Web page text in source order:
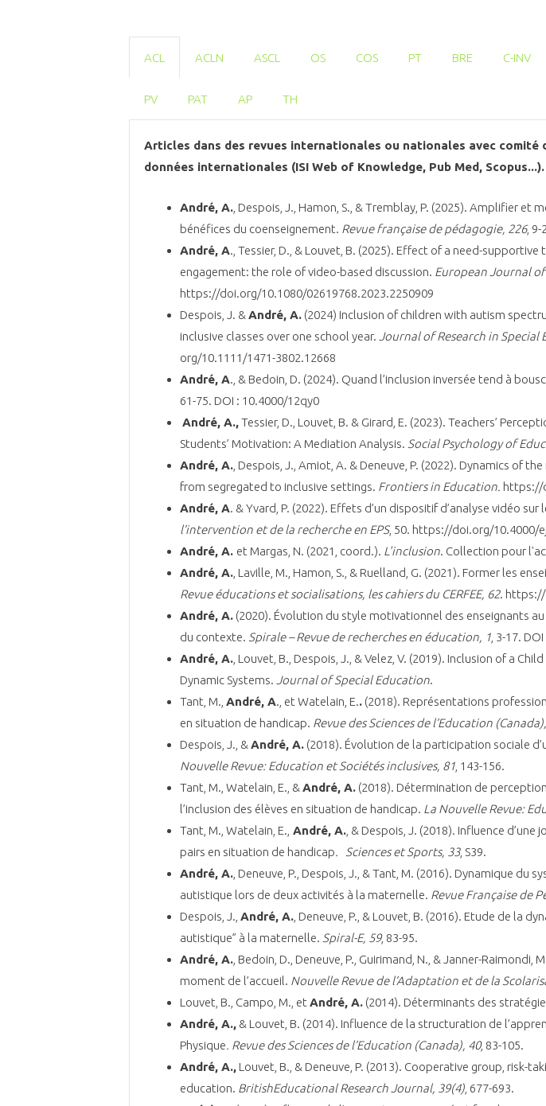
ACL ACLN ASCL OS COS PT BRE C-INV
PV PAT AP TH
Articles dans des revues internationales ou nationales avec comité
données internationales (ISI Web of Knowledge, Pub Med, Scopus...).
André, A. , Despois, J., Hamon, S., & Tremblay, P. (2025). Amplifier
bénéfices du coenseignement. Revue française de pédagogie, 226, 9-
André, A., Tessier, D., & Louvet, B. (2025). Effect of a need-
engagement: the role of video-based discussion. European Journal
https://doi.org/10.1080/02619768.2023.2250909
Despois, J. & André, A. (2024) Inclusion of children with autism
inclusive classes over one school year. Journal of Research in Special
org/10.1111/1471-3802.12668
André, A., & Bedoin, D. (2024). Quand l’inclusion inversée tend à
61-75. DOI : 10.4000/12qy0
André, A.,Tessier, D., Louvet, B. & Girard, E. (2023). Teachers’
Students’ Motivation: A Mediation Analysis. Social Psychology of
André, A. , Despois, J., Amiot, A. & Deneuve, P. (2022). Dynamics
from segregated to inclusive settings. Frontiers in Education. https://
André, A. & Yvard, P. (2022). Effets d’un dispositif d’analyse vidéo
l’intervention et de la recherche en EPS, 50. https://doi.org/10.4000/
André, A. et Margas, N. (2021, coord.). L'inclusion. Collection pour
André, A. , Laville, M., Hamon, S., & Ruelland, G. (2021). Former les
Revue éducations et socialisations, les cahiers du CERFEE, 62. https://
André, A. (2020). Évolution du style motivationnel des enseignants
du contexte. Spirale – Revue de recherches en éducation, 1 , 3-17.
André, A. , Louvet, B., Despois, J., & Velez, V. (2019). Inclusion of a
Dynamic Systems. Journal of Special Education.
Tant, M., André, A., et Watelain, E.. (2018). Représentations
en situation de handicap. Revue des Sciences de l’Education
Despois, J., & André, A. (2018). Évolution de la participation sociale
Nouvelle Revue: Education et Sociétés inclusives, 81 , 143-156.
Tant, M., Watelain, E., & André, A. (2018). Détermination de
l’inclusion des élèves en situation de handicap. La Nouvelle Revue:
Tant, M., Watelain, E., André, A. , & Despois, J. (2018). Influence
pairs en situation de handicap. Sciences et Sports, 33, S39.
André, A. , Deneuve, P., Despois, J., & Tant, M. (2016). Dynamique
autistique lors de deux activités à la maternelle. Revue Française de
Despois, J., André, A. , Deneuve, P., & Louvet, B. (2016). Etude de la
autistique” à la maternelle. Spiral-E, 59, 83-95.
André, A. , Bedoin, D., Deneuve, P., Guirimand, N., & Janner-
moment de l’accueil. Nouvelle Revue de l’Adaptation et de la
Louvet, B., Campo, M., et André, A. (2014). Déterminants des
André, A., & Louvet, B. (2014). Influence de la structuration de
Physique. Revue des Sciences de l’Education (Canada), 40, 83-105.
André, A., Louvet, B., & Deneuve, P. (2013). Cooperative group, risk-
education. BritishEducational Research Journal, 39(4) , 677-693.